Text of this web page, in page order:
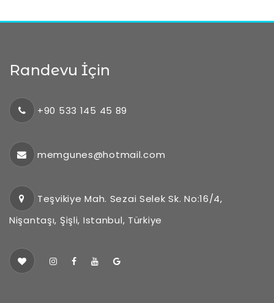
Randevu İçin
+90 533 145 45 89
memgunes@hotmail.com
Teşvikiye Mah. Sezai Selek Sk. No:16/4,
Nişantaşı, Şişli, Istanbul, Türkiye